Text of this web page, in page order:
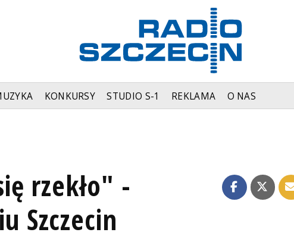
KONKURSY STUDIO S-1 REKLAMA O NAS
rzekło" -
Szczecin